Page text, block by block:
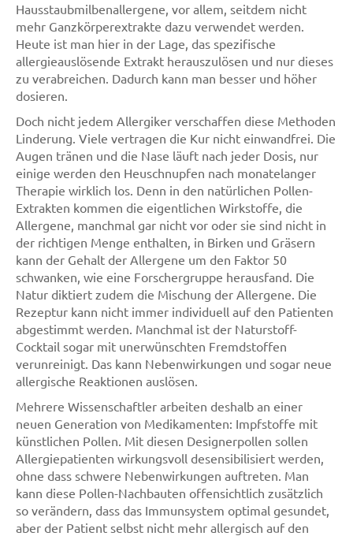
Hausstaubmilbenallergene, vor allem, seitdem nicht
mehr Ganzkörperextrakte dazu verwendet werden.
Heute ist man hier in der Lage, das spezifische
allergieauslösende Extrakt herauszulösen und nur dieses
zu verabreichen. Dadurch kann man besser und höher
dosieren.
Doch nicht jedem Allergiker verschaffen diese Methoden
Linderung. Viele vertragen die Kur nicht einwandfrei. Die
Augen tränen und die Nase läuft nach jeder Dosis, nur
einige werden den Heuschnupfen nach monatelanger
Therapie wirklich los. Denn in den natürlichen Pollen-
Extrakten kommen die eigentlichen Wirkstoffe, die
Allergene, manchmal gar nicht vor oder sie sind nicht in
der richtigen Menge enthalten, in Birken und Gräsern
kann der Gehalt der Allergene um den Faktor 50
schwanken, wie eine Forschergruppe herausfand. Die
Natur diktiert zudem die Mischung der Allergene. Die
Rezeptur kann nicht immer individuell auf den Patienten
abgestimmt werden. Manchmal ist der Naturstoff-
Cocktail sogar mit unerwünschten Fremdstoffen
verunreinigt. Das kann Nebenwirkungen und sogar neue
allergische Reaktionen auslösen.
Mehrere Wissenschaftler arbeiten deshalb an einer
neuen Generation von Medikamenten: Impfstoffe mit
künstlichen Pollen. Mit diesen Designerpollen sollen
Allergiepatienten wirkungsvoll desensibilisiert werden,
ohne dass schwere Nebenwirkungen auftreten. Man
kann diese Pollen-Nachbauten offensichtlich zusätzlich
so verändern, dass das Immunsystem optimal gesundet,
aber der Patient selbst nicht mehr allergisch auf den